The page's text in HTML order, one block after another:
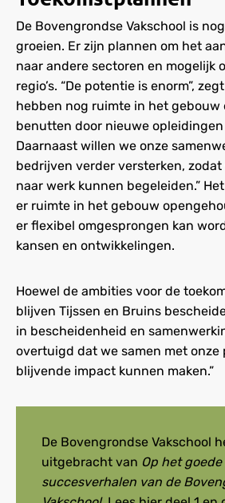
De Bovengrondse Vakschool is
groeien. Er zijn plannen om het
naar andere sectoren en mogelijk
regio’s. “De potentie is enorm”,
hebben nog ruimte in het gebouw
benutten door nieuwe
Daarnaast willen we onze
bedrijven verder versterken, zodat
naar werk kunnen begeleiden.”
er ruimte in het gebouw
er flexibel omgesprongen kan
kansen en ontwikkelingen.
Hoewel de ambities voor de
blijven Tijssen en Bruins
in bescheidenheid en
overtuigd dat we samen met onze
blijvende impact kunnen maken.”
De Bovengrondse Vakschool
uitgebracht van Op het goede
succesverhalen van de